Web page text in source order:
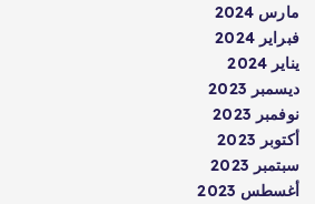
مارس 2024
فبراير 2024
يناير 2024
ديسمبر 2023
نوفمبر 2023
أكتوبر 2023
سبتمبر 2023
أغسطس 2023